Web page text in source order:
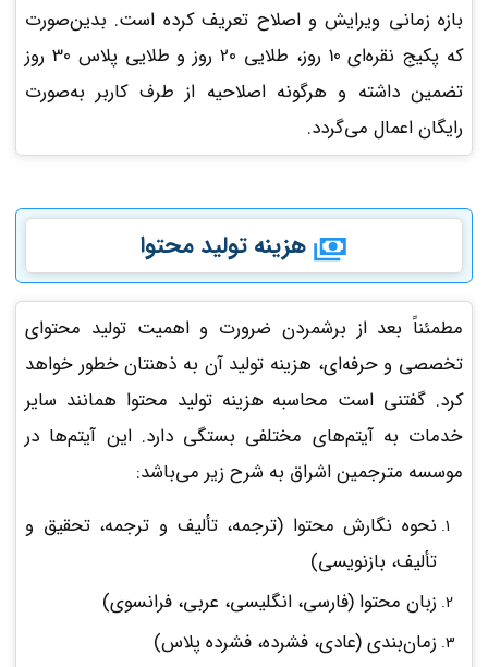
بازه زمانی ویرایش و اصلاح تعریف کرده است. بدین‌صورت
که پکیج نقره‌ای 10 روز، طلایی 20 روز و طلایی پلاس 30 روز
تضمین داشته و هرگونه اصلاحیه از طرف کاربر به‌صورت
رایگان اعمال‌ می‌گردد.
هزینه تولید محتوا
مطمئناً بعد از برشمردن ضرورت و اهمیت تولید محتوای
تخصصی و حرفه‌ای، هزینه تولید آن به ذهنتان خطور خواهد
کرد. گفتنی است محاسبه هزینه تولید محتوا همانند سایر
خدمات به آیتم‌های مختلفی بستگی دارد. این آیتم‌ها در
موسسه مترجمین اشراق به شرح زیر می‌باشد:
نحوه نگارش محتوا (ترجمه، تألیف و ترجمه، تحقیق و
تألیف، بازنویسی)
زبان محتوا (فارسی، انگلیسی، عربی، فرانسوی)
زمان‌بندی (عادی، فشرده، فشرده پلاس)